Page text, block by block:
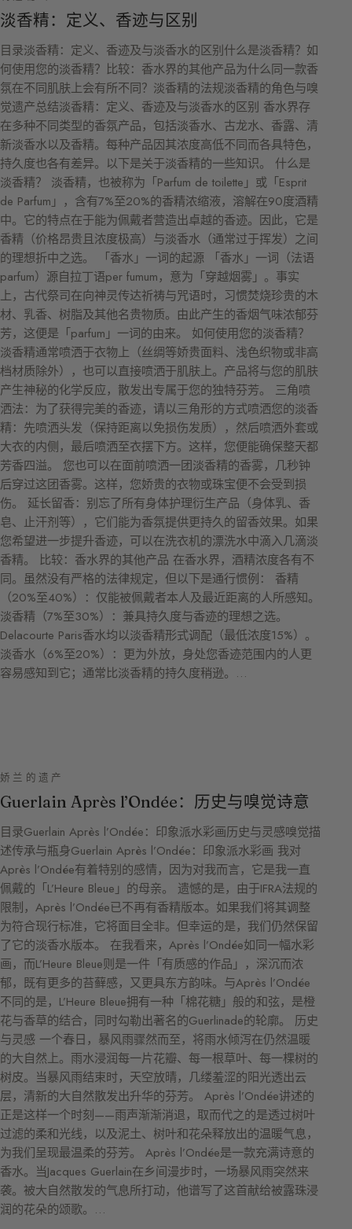
淡香精：定义、香迹与区别
目录淡香精：定义、香迹及与淡香水的区别什么是淡香精？如
何使用您的淡香精？比较：香水界的其他产品为什么同一款香
氛在不同肌肤上会有所不同？淡香精的法规淡香精的角色与嗅
觉遗产总结淡香精：定义、香迹及与淡香水的区别 香水界存
在多种不同类型的香氛产品，包括淡香水、古龙水、香露、清
新淡香水以及香精。每种产品因其浓度高低不同而各具特色，
持久度也各有差异。以下是关于淡香精的一些知识。 什么是
淡香精？ 淡香精，也被称为「Parfum de toilette」或「Esprit
de Parfum」，含有7%至20%的香精浓缩液，溶解在90度酒精
中。它的特点在于能为佩戴者营造出卓越的香迹。因此，它是
香精（价格昂贵且浓度极高）与淡香水（通常过于挥发）之间
的理想折中之选。 「香水」一词的起源 「香水」一词（法语
parfum）源自拉丁语per fumum，意为「穿越烟雾」。事实
上，古代祭司在向神灵传达祈祷与咒语时，习惯焚烧珍贵的木
材、乳香、树脂及其他名贵物质。由此产生的香烟气味浓郁芬
芳，这便是「parfum」一词的由来。 如何使用您的淡香精？
淡香精通常喷洒于衣物上（丝绸等娇贵面料、浅色织物或非高
档材质除外），也可以直接喷洒于肌肤上。产品将与您的肌肤
产生神秘的化学反应，散发出专属于您的独特芬芳。 三角喷
洒法：为了获得完美的香迹，请以三角形的方式喷洒您的淡香
精：先喷洒头发（保持距离以免损伤发质），然后喷洒外套或
大衣的内侧，最后喷洒至衣摆下方。这样，您便能确保整天都
芳香四溢。 您也可以在面前喷洒一团淡香精的香雾，几秒钟
后穿过这团香雾。这样，您娇贵的衣物或珠宝便不会受到损
伤。 延长留香：别忘了所有身体护理衍生产品（身体乳、香
皂、止汗剂等），它们能为香氛提供更持久的留香效果。如果
您希望进一步提升香迹，可以在洗衣机的漂洗水中滴入几滴淡
香精。 比较：香水界的其他产品 在香水界，酒精浓度各有不
同。虽然没有严格的法律规定，但以下是通行惯例： 香精
（20%至40%）：仅能被佩戴者本人及最近距离的人所感知。
淡香精（7%至30%）：兼具持久度与香迹的理想之选。
Delacourte Paris香水均以淡香精形式调配（最低浓度15%）。
淡香水（6%至20%）：更为外放，身处您香迹范围内的人更
容易感知到它；通常比淡香精的持久度稍逊。…
娇兰的遗产
Guerlain Après l’Ondée：历史与嗅觉诗意
目录Guerlain Après l’Ondée：印象派水彩画历史与灵感嗅觉描
述传承与瓶身Guerlain Après l’Ondée：印象派水彩画 我对
Après l’Ondée有着特别的感情，因为对我而言，它是我一直
佩戴的「L’Heure Bleue」的母亲。 遗憾的是，由于IFRA法规的
限制，Après l’Ondée已不再有香精版本。如果我们将其调整
为符合现行标准，它将面目全非。但幸运的是，我们仍然保留
了它的淡香水版本。 在我看来，Après l’Ondée如同一幅水彩
画，而L’Heure Bleue则是一件「有质感的作品」，深沉而浓
郁，既有更多的苔藓感，又更具东方韵味。与Après l’Ondée
不同的是，L’Heure Bleue拥有一种「棉花糖」般的和弦，是橙
花与香草的结合，同时勾勒出著名的Guerlinade的轮廓。 历史
与灵感 一个春日，暴风雨骤然而至，将雨水倾泻在仍然温暖
的大自然上。雨水浸润每一片花瓣、每一根草叶、每一棵树的
树皮。当暴风雨结束时，天空放晴，几缕羞涩的阳光透出云
层，清新的大自然散发出升华的芬芳。 Après l’Ondée讲述的
正是这样一个时刻——雨声渐渐消退，取而代之的是透过树叶
过滤的柔和光线，以及泥土、树叶和花朵释放出的温暖气息，
为我们呈现最温柔的芬芳。 Après l’Ondée是一款充满诗意的
香水。当Jacques Guerlain在乡间漫步时，一场暴风雨突然来
袭。被大自然散发的气息所打动，他谱写了这首献给被露珠浸
润的花朵的颂歌。…